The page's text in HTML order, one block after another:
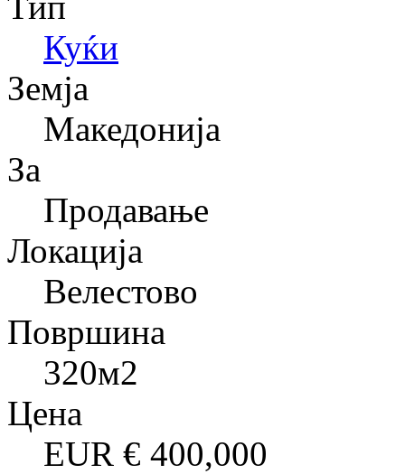
Куќи
Земја
Македонија
За
Продавање
Локација
Велестово
Површина
320м2
Цена
EUR € 400,000